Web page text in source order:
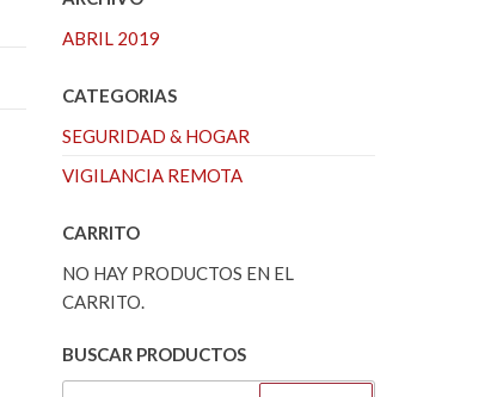
ABRIL 2019
CATEGORIAS
SEGURIDAD & HOGAR
VIGILANCIA REMOTA
CARRITO
NO HAY PRODUCTOS EN EL
CARRITO.
BUSCAR PRODUCTOS